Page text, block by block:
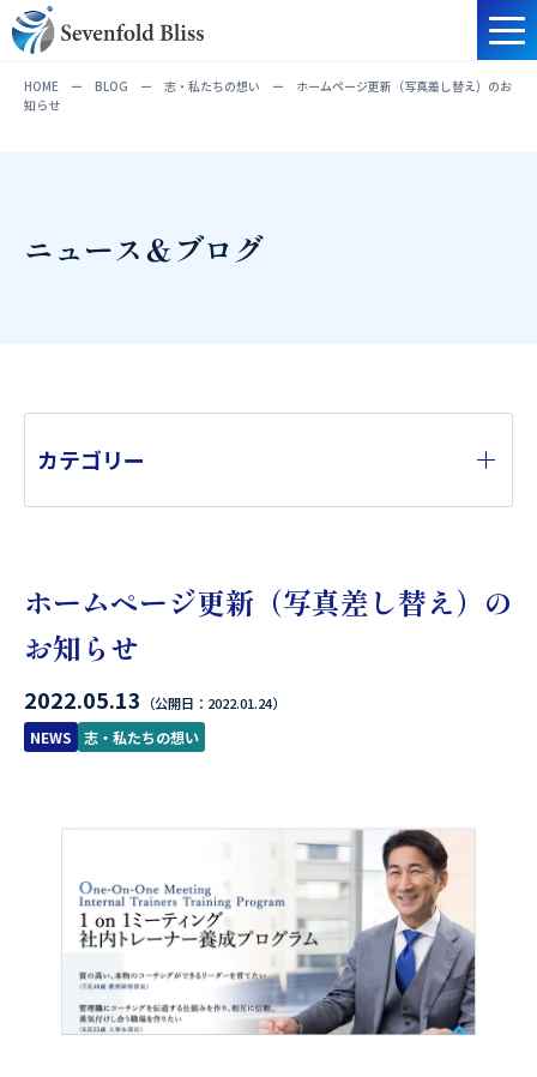
HOME ー BLOG ー 志・私たちの想い ー ホームページ更新（写真差し替え）のお
知らせ
ニュース＆ブログ
カテゴリー
ホームページ更新（写真差し替え）の
お知らせ
2022.05.13 （公開日：2022.01.24）
NEWS 志・私たちの想い